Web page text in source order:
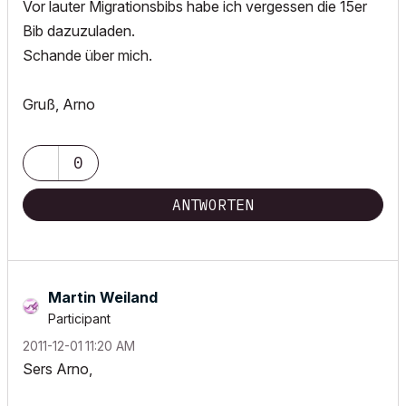
Vor lauter Migrationsbibs habe ich vergessen die 15er
Bib dazuzuladen.
Schande über mich.
Gruß, Arno
0
ANTWORTEN
Martin Weiland
Participant
‎2011-12-01 11:20 AM
Sers Arno,